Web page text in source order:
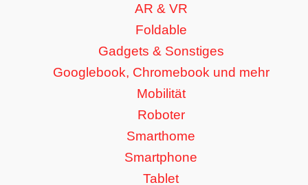
AR & VR
Foldable
Gadgets & Sonstiges
Googlebook, Chromebook und mehr
Mobilität
Roboter
Smarthome
Smartphone
Tablet